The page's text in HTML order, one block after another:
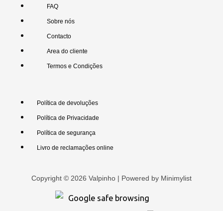
FAQ
Sobre nós
Contacto
Area do cliente
Termos e Condições
Política de devoluções
Política de Privacidade
Política de segurança
Livro de reclamações online
Copyright © 2026 Valpinho | Powered by Minimylist